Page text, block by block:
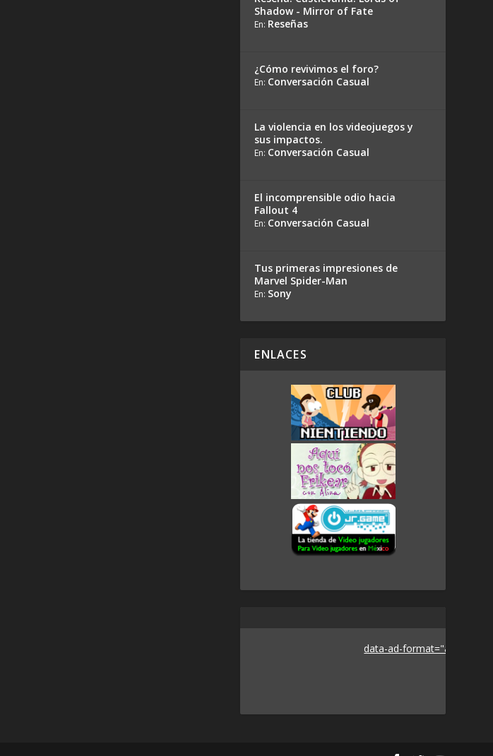
Shadow - Mirror of Fate
En: Reseñas
¿Cómo revivimos el foro?
En: Conversación Casual
La violencia en los videojuegos y
sus impactos.
En: Conversación Casual
El incomprensible odio hacia
Fallout 4
En: Conversación Casual
Tus primeras impresiones de
Marvel Spider-Man
En: Sony
ENLACES
data-ad-format="auto">